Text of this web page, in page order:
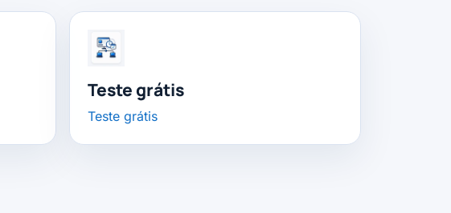
Teste grátis
Teste grátis